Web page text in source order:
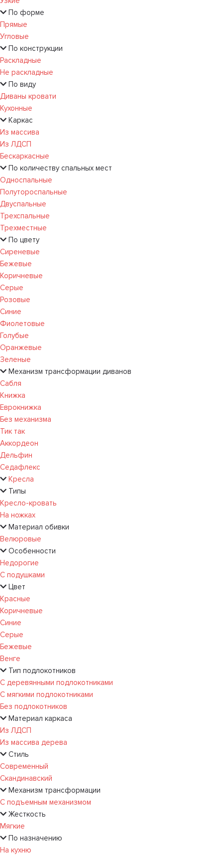
По форме
Прямые
Угловые
По конструкции
Раскладные
Не раскладные
По виду
Диваны кровати
Кухонные
Каркас
Из массива
Из ЛДСП
Бескаркасные
По количеству спальных мест
Односпальные
Полутороспальные
Двуспальные
Трехспальные
Трехместные
По цвету
Сиреневые
Бежевые
Коричневые
Серые
Розовые
Синие
Фиолетовые
Голубые
Оранжевые
Зеленые
Механизм трансформации диванов
Сабля
Книжка
Еврокнижка
Без механизма
Тик так
Аккордеон
Дельфин
Седафлекс
Кресла
Типы
Кресло-кровать
На ножках
Материал обивки
Велюровые
Особенности
Недорогие
С подушками
Цвет
Красные
Коричневые
Синие
Серые
Бежевые
Венге
Тип подлокотников
С деревянными подлокотниками
С мягкими подлокотниками
Без подлокотников
Материал каркаса
Из ЛДСП
Из массива дерева
Стиль
Современный
Скандинавский
Механизм трансформации
С подъемным механизмом
Жесткость
Мягкие
По назначению
На кухню